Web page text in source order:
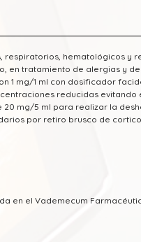
hematológicos y
en tratamiento de alergias y
1 mg/1 ml con dosificador
reducidas evitando
mg/5 ml para realizar la
por retiro brusco de
en el Vademecum